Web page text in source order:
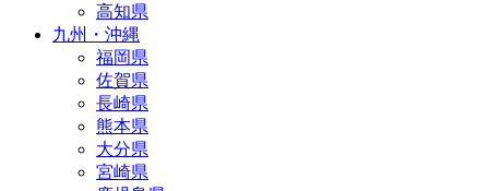
高知県
九州・沖縄
福岡県
佐賀県
長崎県
熊本県
大分県
宮崎県